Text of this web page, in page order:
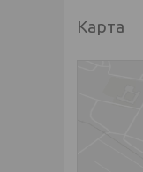
Карта